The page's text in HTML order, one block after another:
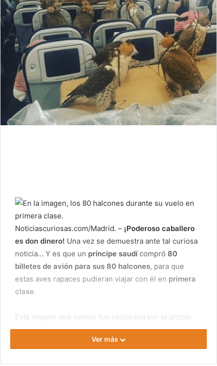
Noticiascuriosas.com/Madrid. – ¡Poderoso caballero
es don dinero! Una vez se demuestra ante tal curiosa
noticia… Y es que un príncipe saudí compró 80
billetes de avión para sus 80 halcones, para que
estas aves rapaces pudieran viajar con él en primera
clase.
Esta imagen que vemos fue capturada por el propio
capitán del vuelocomercial, ya que se quedó atónito
al ver tal cantidad de aves rapaces en el avión que iba
Ver más